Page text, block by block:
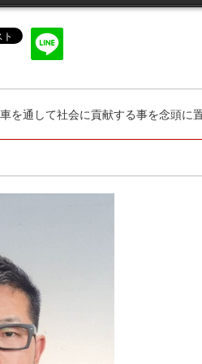
を通して社会に貢献する事を念頭に